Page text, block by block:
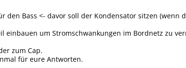
den Bass <- davor soll der Kondensator sitzen (wenn
einbauen um Stromschwankungen im Bordnetz zu
zum Cap.
für eure Antworten.